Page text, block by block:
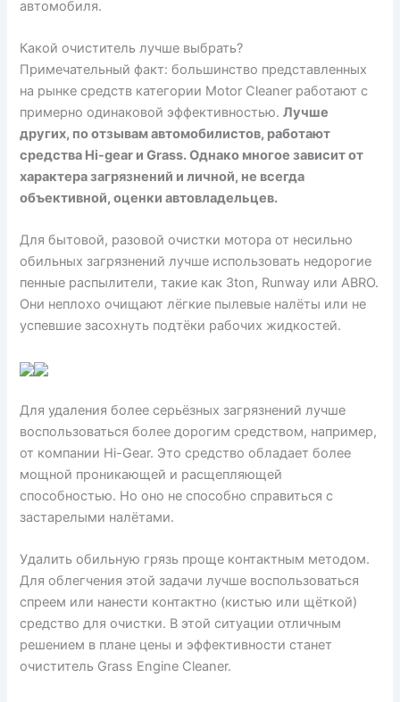
автомобиля.
Какой очиститель лучше выбрать?
Примечательный факт: большинство представленных
на рынке средств категории Motor Cleaner работают с
примерно одинаковой эффективностью.Лучше
других, по отзывам автомобилистов, работают
средства Hi-gear и Grass. Однако многое зависит от
характера загрязнений и личной, не всегда
объективной, оценки автовладельцев.
Для бытовой, разовой очистки мотора от несильно
обильных загрязнений лучше использовать недорогие
пенные распылители, такие как 3ton, Runway или ABRO.
Они неплохо очищают лёгкие пылевые налёты или не
успевшие засохнуть подтёки рабочих жидкостей.
Для удаления более серьёзных загрязнений лучше
воспользоваться более дорогим средством, например,
от компании Hi-Gear. Это средство обладает более
мощной проникающей и расщепляющей
способностью. Но оно не способно справиться с
застарелыми налётами.
Удалить обильную грязь проще контактным методом.
Для облегчения этой задачи лучше воспользоваться
спреем или нанести контактно (кистью или щёткой)
средство для очистки. В этой ситуации отличным
решением в плане цены и эффективности станет
очиститель Grass Engine Cleaner.